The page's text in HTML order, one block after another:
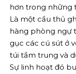
hơn trong những
Là một cầu thủ
hàng phòng ngự
gục các cú sút ở
túi tầm trung và
Sự linh hoạt đó